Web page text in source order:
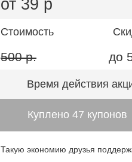
от 39 р
Стоимость
500 р. до
Время действия
Куплено 47 купонов
Такую экономию друзья